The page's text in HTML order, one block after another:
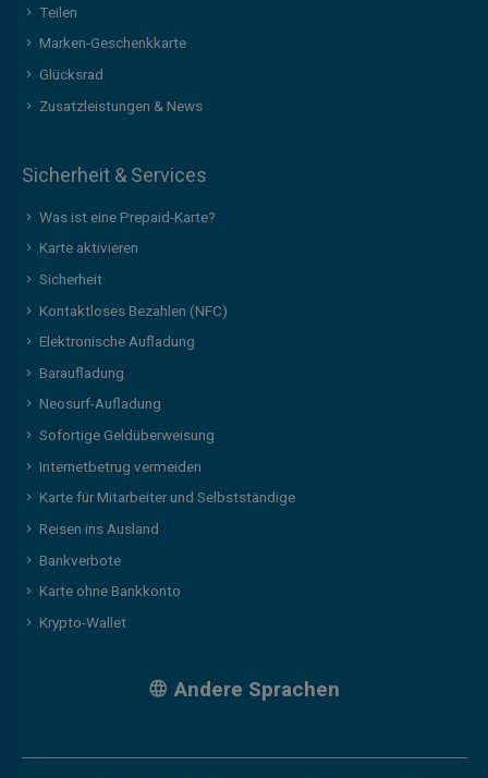
Teilen
Marken-Geschenkkarte
Glücksrad
Zusatzleistungen & News
Sicherheit & Services
Was ist eine Prepaid-Karte?
Karte aktivieren
Sicherheit
Kontaktloses Bezahlen (NFC)
Elektronische Aufladung
Baraufladung
Neosurf-Aufladung
Sofortige Geldüberweisung
Internetbetrug vermeiden
Karte für Mitarbeiter und Selbstständige
Reisen ins Ausland
Bankverbote
Karte ohne Bankkonto
Krypto-Wallet
Andere Sprachen